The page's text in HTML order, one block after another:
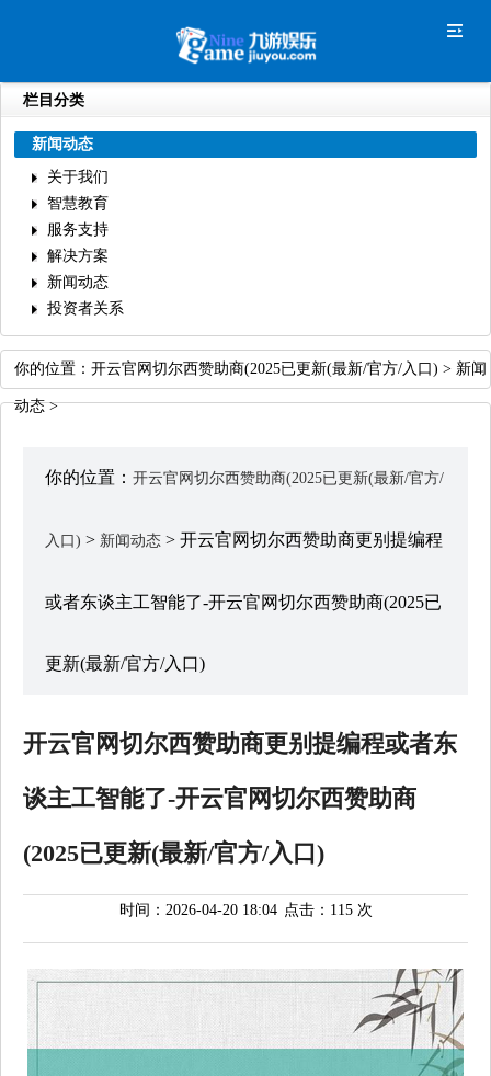
栏目分类
新闻动态
关于我们
智慧教育
服务支持
解决方案
新闻动态
投资者关系
你的位置： 开云官网切尔西赞助商(2025已更新(最新/官方/入口) > 新闻
动态>
你的位置： 开云官网切尔西赞助商(2025已更新(最新/官方/
入口) > 新闻动态 > 开云官网切尔西赞助商更别提编程
或者东谈主工智能了-开云官网切尔西赞助商(2025已
更新(最新/官方/入口)
开云官网切尔西赞助商更别提编程或者东
谈主工智能了-开云官网切尔西赞助商
(2025已更新(最新/官方/入口)
时间：2026-04-20 18:04 点击：115 次